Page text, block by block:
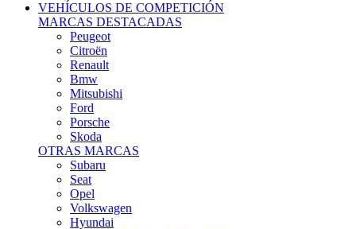
VEHÍCULOS DE COMPETICIÓN
MARCAS DESTACADAS
Peugeot
Citroën
Renault
Bmw
Mitsubishi
Ford
Porsche
Skoda
OTRAS MARCAS
Subaru
Seat
Opel
Volkswagen
Hyundai